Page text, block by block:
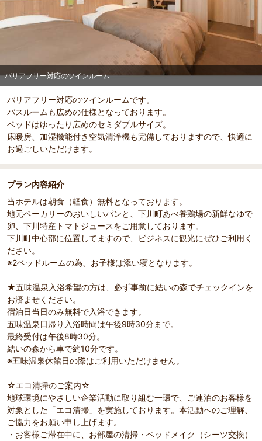
バリアフリー対応のツインルーム
バリアフリー対応のツインルームです。
バスルームも広めの仕様となっております。
ベッドはゆったり広めのセミダブルサイズ。
床暖房、加湿機能付き空気清浄機も完備しておりますので、快適に
お過ごしいただけます。
プラン内容紹介
当ホテルは朝食（軽食）無料となっております。
地元ベーカリーのおいしいパンと、下川町あべ養鶏場の新鮮なゆで
卵、下川特産トマトジュースをご用意しております。
下川町中心部に位置してますので、ビジネスに観光にぜひご利用く
ださい。
※2ベッドルームの為、お子様は添い寝となります。
★五味温泉入浴希望の方は、必ず事前に結いの森でチェックインを
お済ませください。
宿泊日当日のみ無料で入浴できます。
五味温泉日帰り入浴時間は午後9時30分まで。
最終受付は午後8時30分。
結いの森から車で約10分です。
※五味温泉休館日の際はご利用いただけません。
☆エコ清掃のご案内☆
地球環境にやさしい企業活動に取り組む一環で、ご連泊のお客様を
対象とした「エコ清掃」を実施しております。本活動へのご理解、
ご協力をお願い申し上げます。
・お客様ご滞在中に、お部屋の清掃・ベッドメイク（シーツ交換）